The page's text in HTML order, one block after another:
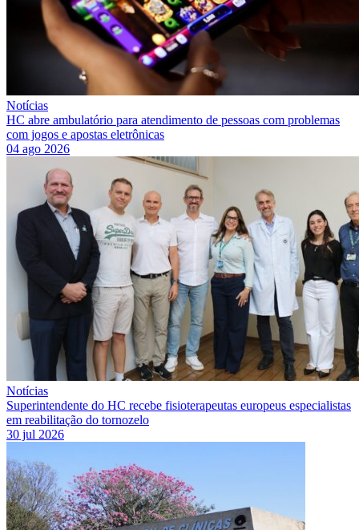
Notícias
HC abre ambulatório para atendimento de pessoas com problemas
com jogos e apostas eletrônicas
04 ago 2026
Notícias
Superintendente do HC recebe fisioterapeutas europeus especialistas
em reabilitação do tornozelo
30 jul 2026